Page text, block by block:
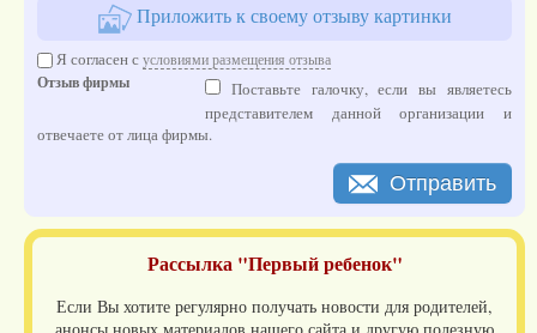
Приложить к своему отзыву картинки
Я согласен сусловиями размещения отзыва
Отзыв фирмы
Поставьте галочку, если вы являетесь
представителем данной организации и
отвечаете от лица фирмы.
Отправить
Рассылка "Первый ребенок"
Если Вы хотите регулярно получать новости для родителей,